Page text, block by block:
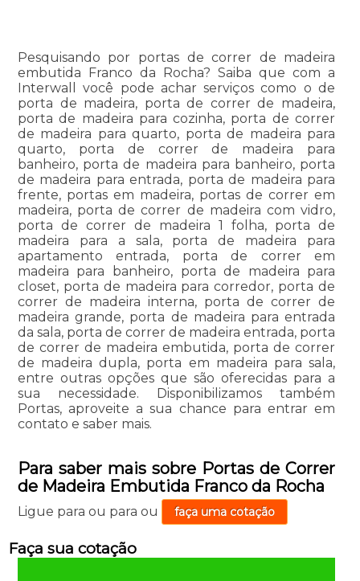
Pesquisando por portas de correr de madeira
embutida Franco da Rocha? Saiba que com a
Interwall você pode achar serviços como o de
porta de madeira, porta de correr de madeira,
porta de madeira para cozinha, porta de correr
de madeira para quarto, porta de madeira para
quarto, porta de correr de madeira para
banheiro, porta de madeira para banheiro, porta
de madeira para entrada, porta de madeira para
frente, portas em madeira, portas de correr em
madeira, porta de correr de madeira com vidro,
porta de correr de madeira 1 folha, porta de
madeira para a sala, porta de madeira para
apartamento entrada, porta de correr em
madeira para banheiro, porta de madeira para
closet, porta de madeira para corredor, porta de
correr de madeira interna, porta de correr de
madeira grande, porta de madeira para entrada
da sala, porta de correr de madeira entrada, porta
de correr de madeira embutida, porta de correr
de madeira dupla, porta em madeira para sala,
entre outras opções que são oferecidas para a
sua necessidade. Disponibilizamos também
Portas, aproveite a sua chance para entrar em
contato e saber mais.
Para saber mais sobre Portas de Correr
de Madeira Embutida Franco da Rocha
Ligue para ou para ou faça uma cotação
Faça sua cotação